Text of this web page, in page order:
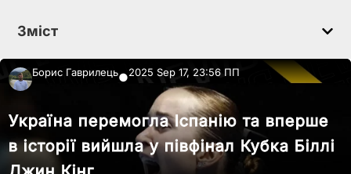
Зміст
Борис Гаврилець●2025 Sep 17, 23:56 ПП
Україна перемогла Іспанію та вперше
в історії вийшла у півфінал Кубка Біллі